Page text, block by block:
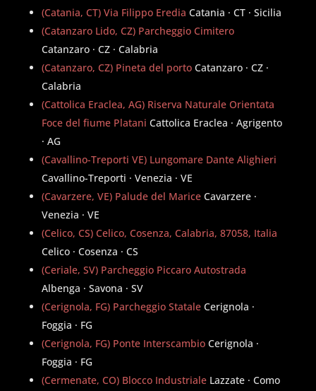
(Catania, CT) Via Filippo Eredia Catania · CT · Sicilia
(Catanzaro Lido, CZ) Parcheggio Cimitero
Catanzaro · CZ · Calabria
(Catanzaro, CZ) Pineta del porto Catanzaro · CZ ·
Calabria
(Cattolica Eraclea, AG) Riserva Naturale Orientata
Foce del fiume Platani Cattolica Eraclea · Agrigento
· AG
(Cavallino-Treporti VE) Lungomare Dante Alighieri
Cavallino-Treporti · Venezia · VE
(Cavarzere, VE) Palude del Marice Cavarzere ·
Venezia · VE
(Celico, CS) Celico, Cosenza, Calabria, 87058, Italia
Celico · Cosenza · CS
(Ceriale, SV) Parcheggio Piccaro Autostrada
Albenga · Savona · SV
(Cerignola, FG) Parcheggio Statale Cerignola ·
Foggia · FG
(Cerignola, FG) Ponte Interscambio Cerignola ·
Foggia · FG
(Cermenate, CO) Blocco Industriale Lazzate · Como